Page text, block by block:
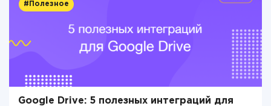
#Полезное
Google Drive: 5 полезных интеграций для